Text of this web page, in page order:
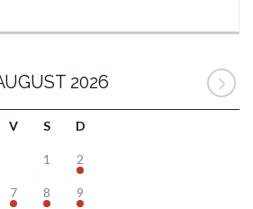
2026
V S D
1 2
7 8 9